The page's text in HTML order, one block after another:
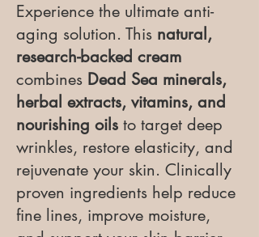
Experience the ultimate anti-
aging solution. This natural,
research-backed cream
combines Dead Sea minerals,
herbal extracts, vitamins, and
nourishing oils to target deep
wrinkles, restore elasticity, and
rejuvenate your skin. Clinically
proven ingredients help reduce
fine lines, improve moisture,